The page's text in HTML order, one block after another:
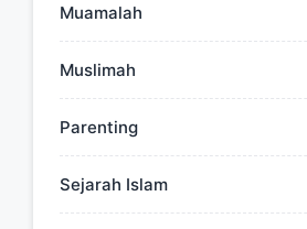
Muamalah
Muslimah
Parenting
Sejarah Islam